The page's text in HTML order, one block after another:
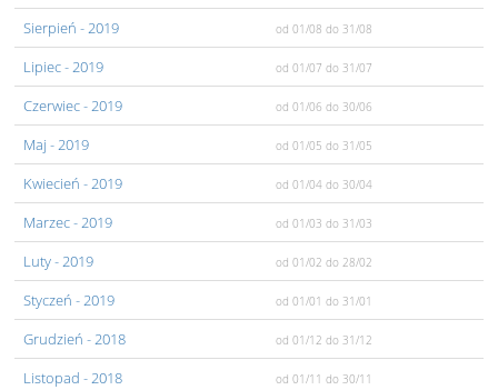
Sierpień - 2019 od 01/08 do 31/08
Lipiec- 2019 od 01/07 do 31/07
Czerwiec- 2019 od 01/06 do 30/06
Maj - 2019 od 01/05 do 31/05
Kwiecień - 2019 od 01/04 do 30/04
Marzec- 2019 od 01/03 do 31/03
Luty- 2019 od 01/02 do 28/02
Styczeń - 2019 od 01/01 do 31/01
Grudzień - 2018 od 01/12 do 31/12
Listopad - 2018 od 01/11 do 30/11